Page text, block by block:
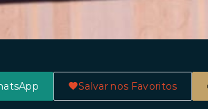
Salvar nos Favoritos